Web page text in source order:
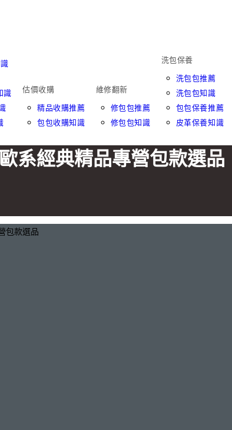
識
估價收購
精品收購推薦
包包收購知識
維修翻新
修包包推薦
修包包知識
洗包保養
洗包包推薦
洗包包知識
包包保養推薦
皮革保養知識
系經典精品專營包款選品